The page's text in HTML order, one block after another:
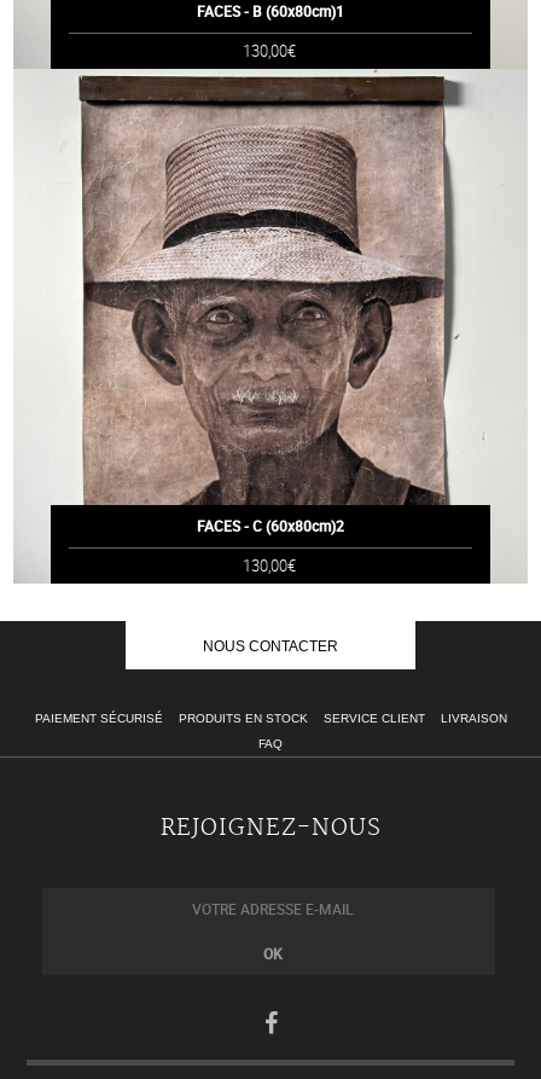
FACES - B (60x80cm)1
130,00€
FACES - C (60x80cm)2
130,00€
NOUS CONTACTER
PAIEMENT SÉCURISÉ PRODUITS EN STOCK SERVICE CLIENT
LIVRAISON
FAQ
REJOIGNEZ-NOUS